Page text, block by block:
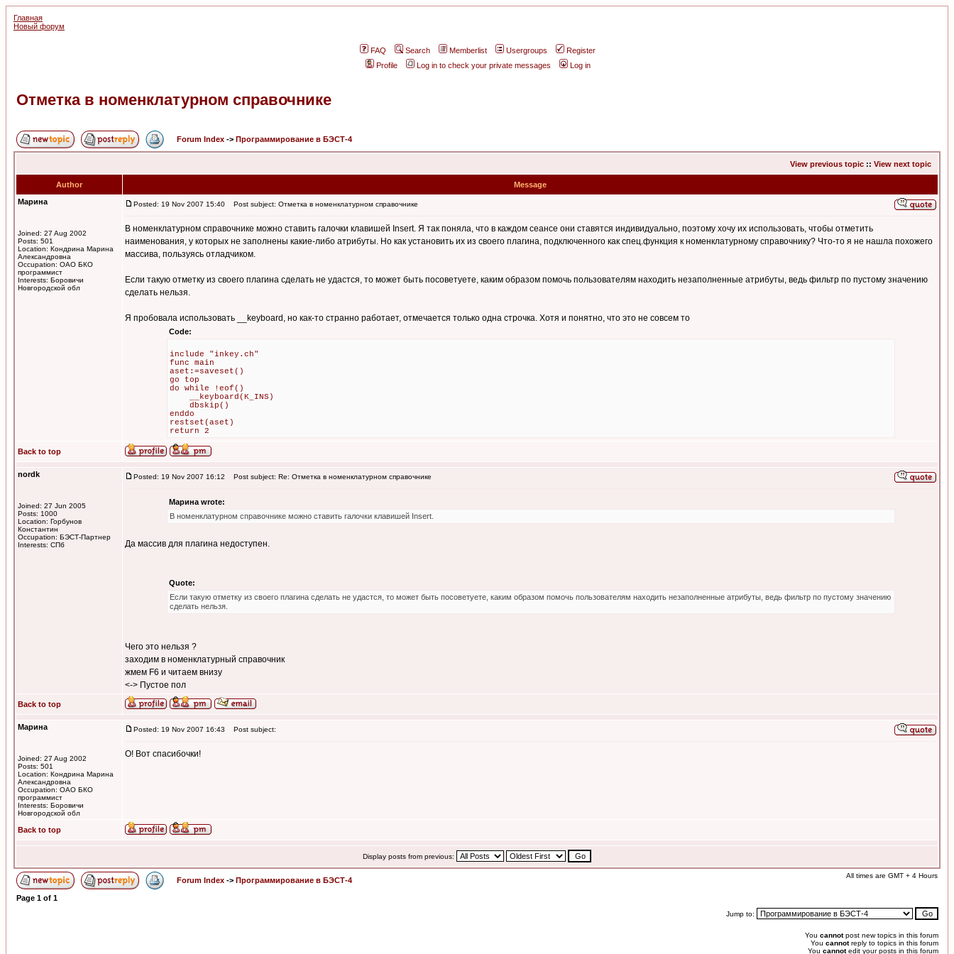
Главная
Новый форум
FAQ Search Memberlist Usergroups
Register
Profile
Log in to check your private messages Log in
Отметка в номенклатурном справочнике
Forum Index -> Программирование в БЭСТ-4
View previous topic :: View next topic
Author
Message
Марина
Joined: 27 Aug 2002
Posts: 501
Location: Кондрина Марина
Александровна
Occupation: ОАО БКО
программист
Interests: Боровичи
Новгородской обл
Posted: 19 Nov 2007 15:40 Post subject: Отметка в номенклатурном справочнике
В номенклатурном справочнике можно ставить галочки клавишей Insert. Я так поняла, что в каждом сеансе они ставятся индивидуально, поэтому хочу их использовать, чтобы отметить
наименования, у которых не заполнены какие-либо атрибуты. Но как установить их из своего плагина, подключенного как спец.функция к номенклатурному справочнику? Что-то я не нашла похожего
массива, пользуясь отладчиком.
Если такую отметку из своего плагина сделать не удастся, то может быть посоветуете, каким образом помочь пользователям находить незаполненные атрибуты, ведь фильтр по пустому значению
сделать нельзя.
Я пробовала использовать __keyboard, но как-то странно работает, отмечается только одна строчка. Хотя и понятно, что это не совсем то
Code:
include "inkey.ch"
func main
aset:=saveset()
go top
do while !eof()
__keyboard(K_INS)
dbskip()
enddo
restset(aset)
return 2
Back to top
nordk
Joined: 27 Jun 2005
Posts: 1000
Location: Горбунов
Константин
Occupation: БЭСТ-Партнер
Interests: СПб
Posted: 19 Nov 2007 16:12 Post subject: Re: Отметка в номенклатурном справочнике
Марина wrote:
В номенклатурном справочнике можно ставить галочки клавишей Insert.
Да массив для плагина недоступен.
Quote:
Если такую отметку из своего плагина сделать не удастся, то может быть посоветуете, каким образом помочь пользователям находить незаполненные атрибуты, ведь фильтр по пустому значению
сделать нельзя.
Чего это нельзя ?
заходим в номенклатурный справочник
жмем F6 и читаем внизу
<-> Пустое пол
Back to top
Марина
Joined: 27 Aug 2002
Posts: 501
Location: Кондрина Марина
Александровна
Occupation: ОАО БКО
программист
Interests: Боровичи
Новгородской обл
Posted: 19 Nov 2007 16:43 Post subject:
О! Вот спасибочки!
Back to top
Display posts from previous:
Forum Index -> Программирование в БЭСТ-4
All times are GMT + 4 Hours
Page 1 of 1
Jump to:
You cannotpost new topics in this forum
You cannotreply to topics in this forum
You cannotedit your posts in this forum